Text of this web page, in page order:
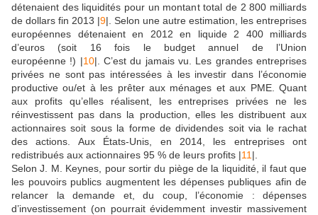
détenaient des liquidités pour un montant total de 2 800 milliards
de dollars fin 2013 |9|. Selon une autre estimation, les entreprises
européennes détenaient en 2012 en liquide 2 400 milliards
d’euros (soit 16 fois le budget annuel de l’Union
européenne !) |10|. C’est du jamais vu. Les grandes entreprises
privées ne sont pas intéressées à les investir dans l’économie
productive ou/et à les prêter aux ménages et aux PME. Quant
aux profits qu’elles réalisent, les entreprises privées ne les
réinvestissent pas dans la production, elles les distribuent aux
actionnaires soit sous la forme de dividendes soit via le rachat
des actions. Aux États-Unis, en 2014, les entreprises ont
redistribués aux actionnaires 95 % de leurs profits |11 |.
Selon J. M. Keynes, pour sortir du piège de la liquidité, il faut que
les pouvoirs publics augmentent les dépenses publiques afin de
relancer la demande et, du coup, l’économie : dépenses
d’investissement (on pourrait évidemment investir massivement